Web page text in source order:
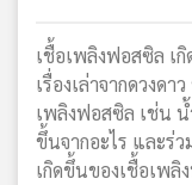
ข่าย
เชื้อเพลิงฟอสซิล เ
เรื่องเล่าจากดวงด
เพลิงฟอสซิล เช่น
ขึ้นจากอะไร และร่ว
เกิดขึ้นของเชื้อเพ